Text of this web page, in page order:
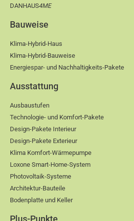
DANHAUS4ME
Bauweise
Klima-Hybrid-Haus
Klima-Hybrid-Bauweise
Energiespar- und Nachhaltigkeits-Pakete
Ausstattung
Ausbaustufen
Technologie- und Komfort-Pakete
Design-Pakete Interieur
Design-Pakete Exterieur
Klima Komfort-Wärmepumpe
Loxone Smart-Home-System
Photovoltaik-Systeme
Architektur-Bauteile
Bodenplatte und Keller
Plus-Punkte